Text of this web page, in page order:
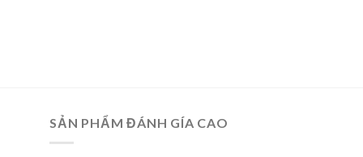
SẢN PHẨM ĐÁNH GÍA CAO